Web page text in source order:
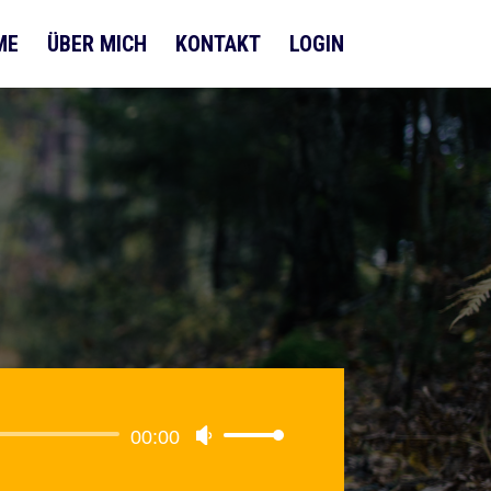
ÜBER MICH KONTAKT LOGIN
00:00
Pfeiltasten